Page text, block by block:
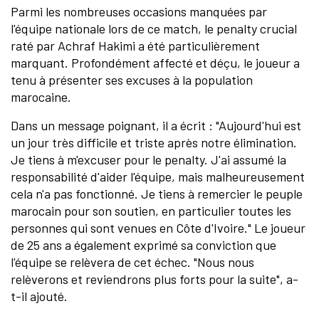
Parmi les nombreuses occasions manquées par
l'équipe nationale lors de ce match, le penalty crucial
raté par Achraf Hakimi a été particulièrement
marquant. Profondément affecté et déçu, le joueur a
tenu à présenter ses excuses à la population
marocaine.
Dans un message poignant, il a écrit : "Aujourd'hui est
un jour très difficile et triste après notre élimination.
Je tiens à m'excuser pour le penalty. J'ai assumé la
responsabilité d'aider l'équipe, mais malheureusement
cela n'a pas fonctionné. Je tiens à remercier le peuple
marocain pour son soutien, en particulier toutes les
personnes qui sont venues en Côte d'Ivoire." Le joueur
de 25 ans a également exprimé sa conviction que
l'équipe se relèvera de cet échec. "Nous nous
relèverons et reviendrons plus forts pour la suite", a-
t-il ajouté.